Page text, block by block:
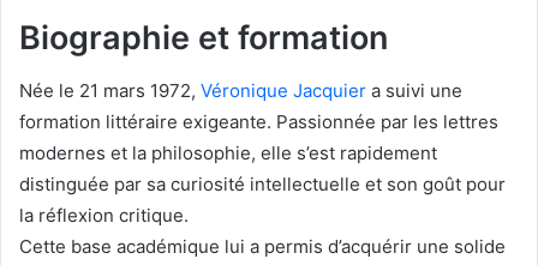
Biographie et formation
Née le 21 mars 1972, Véronique Jacquier a suivi une
formation littéraire exigeante. Passionnée par les lettres
modernes et la philosophie, elle s’est rapidement
distinguée par sa curiosité intellectuelle et son goût pour
la réflexion critique.
Cette base académique lui a permis d’acquérir une solide